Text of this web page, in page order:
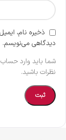
ذخیره نام،
دیدگاهی می‌نویسم.
شما باید وارد
نظرات باشید.